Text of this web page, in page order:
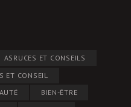
ASRUCES ET CONSEILS
ET CONSEIL
BIEN-ÊTRE